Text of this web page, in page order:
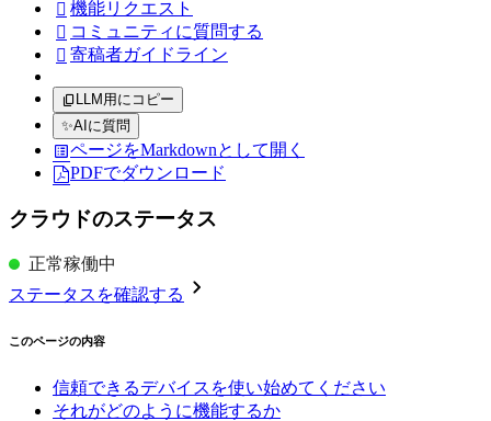
 機能リクエスト
 コミュニティに質問する
 寄稿者ガイドライン
LLM用にコピー
✨AIに質問
ページをMarkdownとして開く
PDFでダウンロード
クラウドのステータス
正常稼働中
ステータスを確認する
このページの内容
信頼できるデバイスを使い始めてください
それがどのように機能するか